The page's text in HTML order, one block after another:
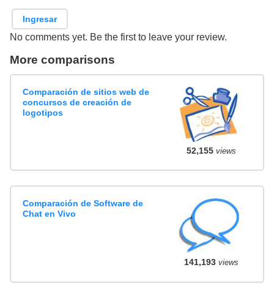
Ingresar
No comments yet. Be the first to leave your review.
More comparisons
Comparación de sitios web de
concursos de creación de
logotipos
52,155views
Comparación de Software de
Chat en Vivo
141,193views